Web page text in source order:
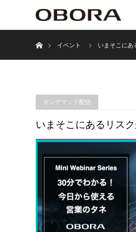
イベント
いまそこにあ
オンデマンド配信
いまそこにあるリス